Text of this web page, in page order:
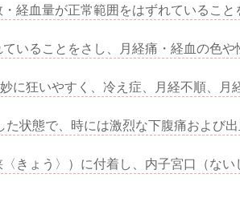
経血量が正常範囲をはずれているこ
いることをさし、月経痛・経血の色
狂いやすく、冷え症、月経不順、
状態で、時には激烈な下腹痛および
ょう〉）に付着し、内子宮口（な